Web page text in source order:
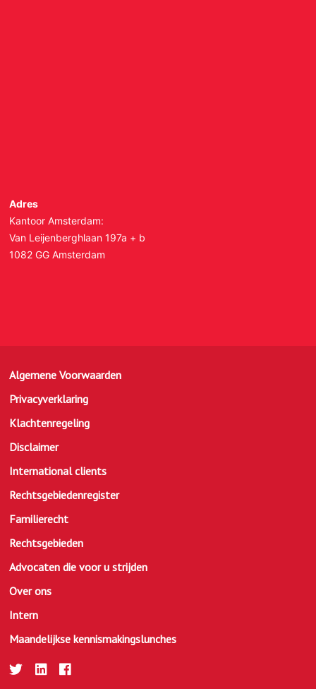
Adres
Kantoor Amsterdam:
Van Leijenberghlaan 197a + b
1082 GG Amsterdam
Algemene Voorwaarden
Privacyverklaring
Klachtenregeling
Disclaimer
International clients
Rechtsgebiedenregister
Familierecht
Rechtsgebieden
Advocaten die voor u strijden
Over ons
Intern
Maandelijkse kennismakingslunches